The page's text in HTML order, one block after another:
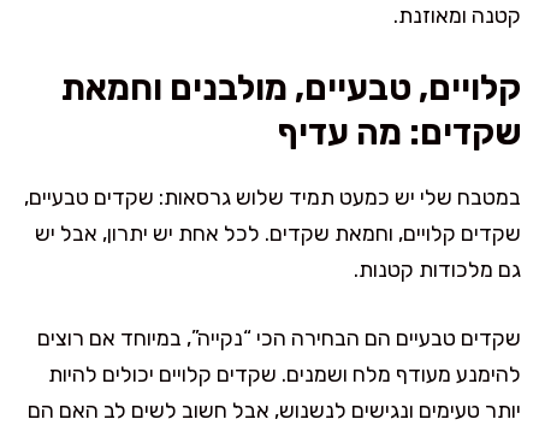
קטנה ומאוזנת.
קלויים, טבעיים, מולבנים וחמאת
שקדים: מה עדיף
במטבח שלי יש כמעט תמיד שלוש גרסאות: שקדים טבעיים,
שקדים קלויים, וחמאת שקדים. לכל אחת יש יתרון, אבל יש
גם מלכודות קטנות.
שקדים טבעיים הם הבחירה הכי “נקייה”, במיוחד אם רוצים
להימנע מעודף מלח ושמנים. שקדים קלויים יכולים להיות
יותר טעימים ונגישים לנשנוש, אבל חשוב לשים לב האם הם